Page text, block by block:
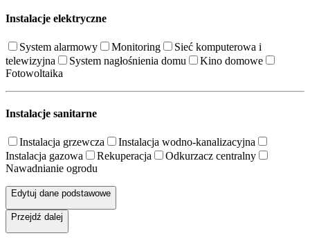
Instalacje elektryczne
System alarmowy Monitoring
Sieć komputerowa i
telewizyjna
System nagłośnienia domu
Kino domowe
Fotowoltaika
Instalacje sanitarne
Instalacja grzewcza
Instalacja wodno-kanalizacyjna
Instalacja gazowa
Rekuperacja
Odkurzacz centralny
Nawadnianie ogrodu
Edytuj dane podstawowe
Przejdź dalej